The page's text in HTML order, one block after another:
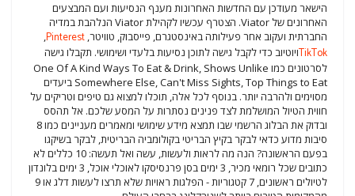
הישאר מעודכן עם החדשות האחרונות מענף הנסיעות ועם המבצעים
האחרונים של Viator. הצטרף עכשיו לקהילת Viator הנלהבת במדיה
החברתית ועקוב אחר פעילותה באינסטגרם, פייסבוק, טוויטר, Pinterest
,
TikTokויוטיוב כדי לקבל גישה לתוכן נסיעות בלעדי ושימושי. תקבלו גישה
לסרטונים כמו One Of A Kind Ways To Eat & Drink, Shows Unlike
Somewhere Else, Can't Miss Sights, Top Things to Eat ביעדים
מסוימים ולהרבה יותר. בנוסף לכל אלה, תוכלו למצוא גם טיפים וטריקים על
חווית הטיול המושלמת לצד פנינים נסתרות על המסע שלכם. אל תהסס
ובדוק את הבלוג הרשמי שבו תמצא מידע שימושי ומאמרים מעניינים כמו 8
סיבות מדוע כדאי לבקר בקיץ הבריטי בקולומביה הבריטית, לבקר בשיקגו
בפעם הראשונה? הנה מה לראות ולעשות, עשה ואל תעשה: 10 כללים לא
כתובים שכל רומאי מכיר, 3 ימים בסן פרנסיסקו לאוכלי אוכל, 3 ימים בלונדון
לטיולים ראשונים, 7 קטגוריות - הפלגות ראויות שלא תרצו לעשות דלג או 9